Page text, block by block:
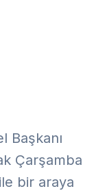
Başkanı
Çarşamba
bir araya